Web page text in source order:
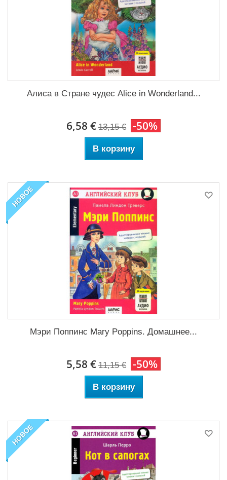
Алиса в Стране чудес Alice in Wonderland...
6,58 € 13,15 € -50%
В корзину
НОВОЕ
Мэри Поппинс Mary Poppins. Домашнее...
5,58 € 11,15 € -50%
В корзину
НОВОЕ